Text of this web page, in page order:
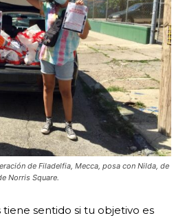
de Filadelfia, Mecca, posa con Nilda, de
Norris Square.
tiene sentido si tu objetivo es